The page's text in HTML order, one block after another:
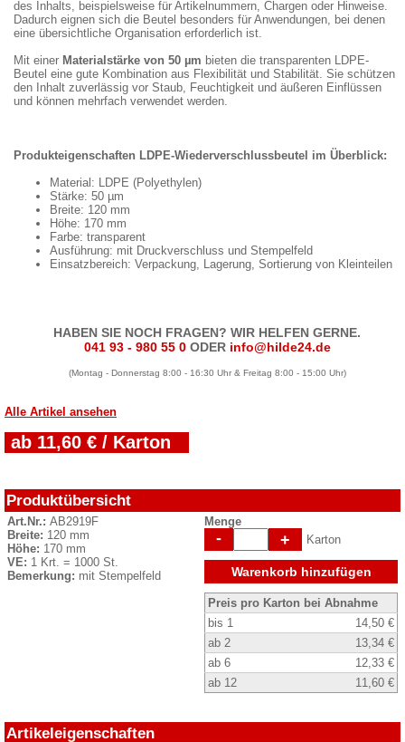
des Inhalts, beispielsweise für Artikelnummern, Chargen oder Hinweise.
Dadurch eignen sich die Beutel besonders für Anwendungen, bei denen
eine übersichtliche Organisation erforderlich ist.
Mit einer Materialstärke von 50 µm bieten die transparenten LDPE-
Beutel eine gute Kombination aus Flexibilität und Stabilität. Sie schützen
den Inhalt zuverlässig vor Staub, Feuchtigkeit und äußeren Einflüssen
und können mehrfach verwendet werden.
Produkteigenschaften LDPE-Wiederverschlussbeutel im Überblick:
Material: LDPE (Polyethylen)
Stärke: 50 µm
Breite: 120 mm
Höhe: 170 mm
Farbe: transparent
Ausführung: mit Druckverschluss und Stempelfeld
Einsatzbereich: Verpackung, Lagerung, Sortierung von Kleinteilen
HABEN SIE NOCH FRAGEN? WIR HELFEN GERNE.
041 93 - 980 55 0 ODER info@hilde24.de
(Montag - Donnerstag 8:00 - 16:30 Uhr & Freitag 8:00 - 15:00 Uhr)
Alle Artikel ansehen
ab 11,60 € / Karton
Produktübersicht
Art.Nr.: AB2919F
Breite: 120 mm
Höhe: 170 mm
VE: 1 Krt. = 1000 St.
Bemerkung: mit Stempelfeld
Menge
- + Karton
Warenkorb hinzufügen
Preis pro Karton bei Abnahme
bis 1
14,50 €
ab 2
13,34 €
ab 6
12,33 €
ab 12
11,60 €
Artikeleigenschaften